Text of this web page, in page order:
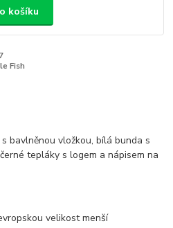
košíku
Fish
bavlněnou vložkou, bílá bunda s
tepláky s logem a nápisem na
velikost menší